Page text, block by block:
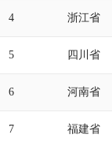
4 浙江省
5 四川省
6 河南省
7 福建省